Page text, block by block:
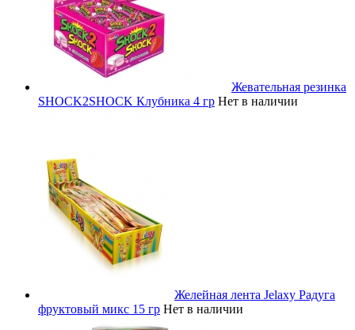
Жевательная резинка
SHOCK2SHOCK Клубника 4 гр Нет в наличии
Желейная лента Jelaxy Радуга
фруктовый микс 15 гр Нет в наличии